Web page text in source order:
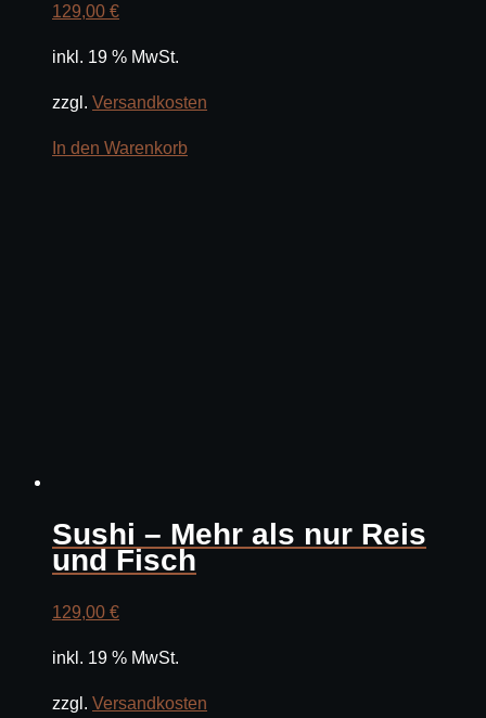
129,00 €
inkl. 19 % MwSt.
zzgl. Versandkosten
In den Warenkorb
Sushi – Mehr als nur Reis
und Fisch
129,00 €
inkl. 19 % MwSt.
zzgl. Versandkosten